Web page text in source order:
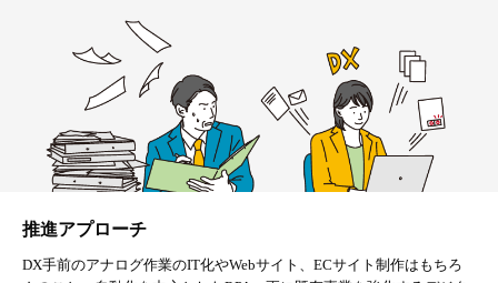
推進アプローチ
DX手前のアナログ作業のIT化やWebサイト、ECサイト制作はもちろ